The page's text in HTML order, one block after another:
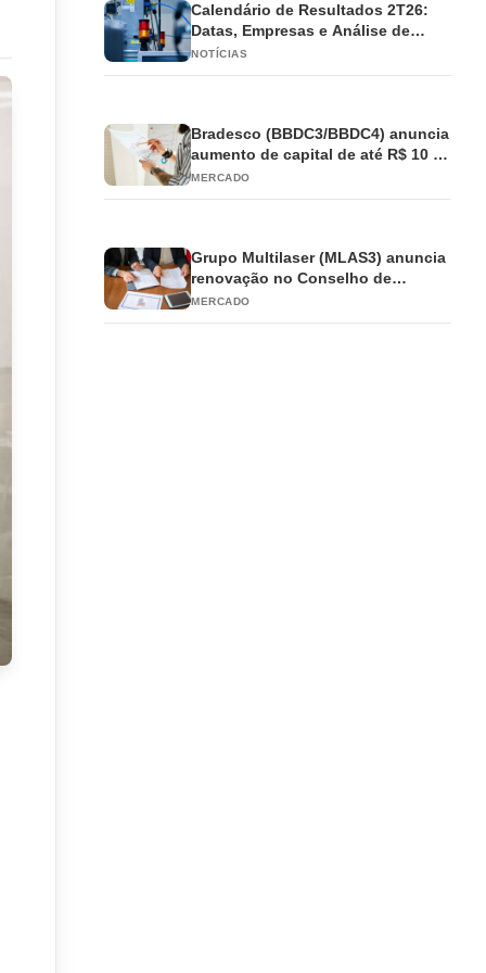
Calendário de Resultados 2T26:
Datas, Empresas e Análise de
Impacto
NOTÍCIAS
Bradesco (BBDC3/BBDC4) anuncia
aumento de capital de até R$ 10 bi
e antecipa JCP
MERCADO
Grupo Multilaser (MLAS3) anuncia
renovação no Conselho de
Administração
MERCADO